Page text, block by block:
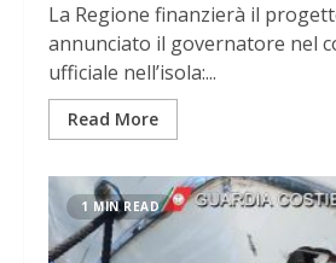
La Regione finanzierà il
annunciato il governatore nel
ufficiale nell’isola:...
Read More
1 MIN READ